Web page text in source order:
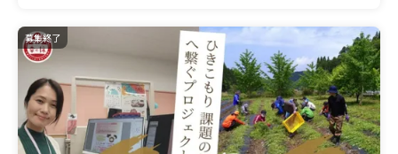
募集終了